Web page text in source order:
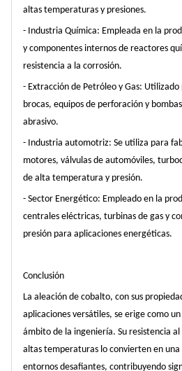
altas temperaturas y presiones.
- Industria Química: Empleada en la
y componentes internos de reactores
resistencia a la corrosión.
- Extracción de Petróleo y Gas:
brocas, equipos de perforación y
abrasivo.
- Industria automotriz: Se utiliza para
motores, válvulas de automóviles,
de alta temperatura y presión.
- Sector Energético: Empleado en la
centrales eléctricas, turbinas de gas y
presión para aplicaciones energéticas.
Conclusión
La aleación de cobalto, con sus
aplicaciones versátiles, se erige como
ámbito de la ingeniería. Su resistencia
altas temperaturas lo convierten en una
entornos desafiantes, contribuyendo